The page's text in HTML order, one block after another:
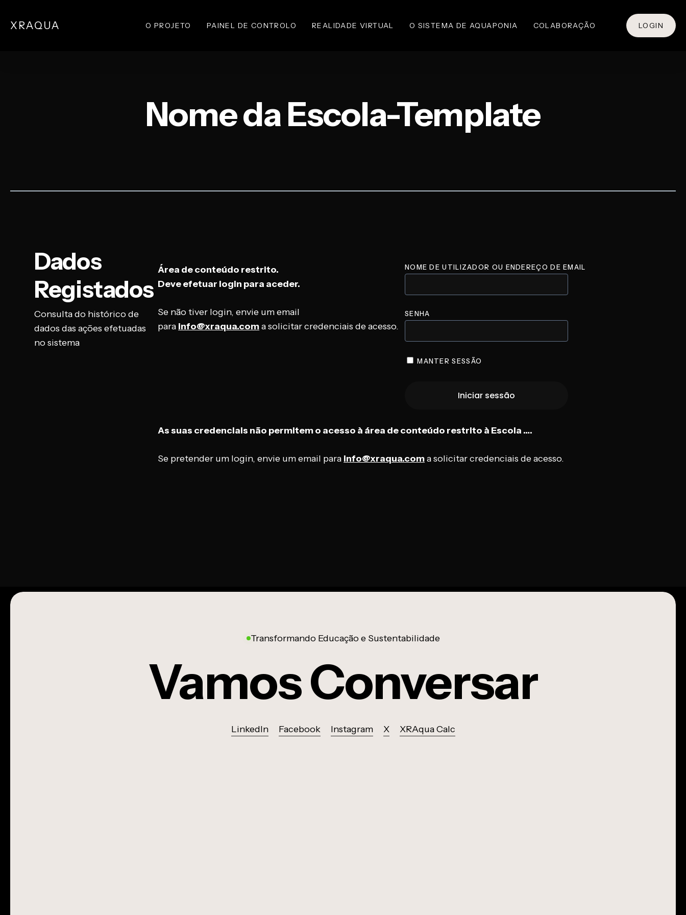
XRAQUA O PROJETO PAINEL DE CONTROLO REALIDADE VIRTUAL O SISTEMA DE AQUAPONIA COLABORAÇÃO LOGIN
Nome da Escola-Template
Dados
Registados
Consulta do histórico de
dados das ações efetuadas
no sistema
Área de conteúdo restrito.
Deve efetuar login para aceder.
Se não tiver login, envie um email
para info@xraqua.coma solicitar credenciais de acesso.
NOME DE UTILIZADOR OU ENDEREÇO DE EMAIL
SENHA
MANTER SESSÃO
As suas credenciais não permitem o acesso à área de conteúdo restrito à Escola ….
Se pretender um login, envie um email para info@xraqua.coma solicitar credenciais de acesso.
Transformando Educação e Sustentabilidade
Vamos Conversar
LinkedIn Facebook Instagram X XRAqua Calc